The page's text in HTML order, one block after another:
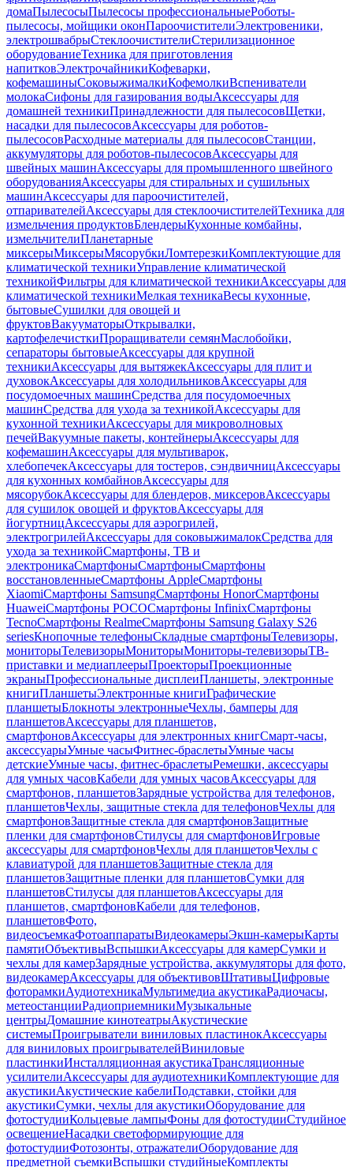
домаПылесосыПылесосы профессиональныеРоботы-
пылесосы, мойщики оконПароочистителиЭлектровеники,
электрошвабрыСтеклоочистителиСтерилизационное
оборудованиеТехника для приготовления
напитковЭлектрочайникиКофеварки,
кофемашиныСоковыжималкиКофемолкиВспениватели
молокаСифоны для газирования водыАксессуары для
домашней техникиПринадлежности для пылесосовЩетки,
насадки для пылесосовАксессуары для роботов-
пылесосовРасходные материалы для пылесосовСтанции,
аккумуляторы для роботов-пылесосовАксессуары для
швейных машинАксессуары для промышленного швейного
оборудованияАксессуары для стиральных и сушильных
машинАксессуары для пароочистителей,
отпаривателейАксессуары для стеклоочистителейТехника для
измельчения продуктовБлендерыКухонные комбайны,
измельчителиПланетарные
миксерыМиксерыМясорубкиЛомтерезкиКомплектующие для
климатической техникиУправление климатической
техникойФильтры для климатической техникиАксессуары для
климатической техникиМелкая техникаВесы кухонные,
бытовыеСушилки для овощей и
фруктовВакууматорыОткрывалки,
картофелечисткиПроращиватели семянМаслобойки,
сепараторы бытовыеАксессуары для крупной
техникиАксессуары для вытяжекАксессуары для плит и
духовокАксессуары для холодильниковАксессуары для
посудомоечных машинСредства для посудомоечных
машинСредства для ухода за техникойАксессуары для
кухонной техникиАксессуары для микроволновых
печейВакуумные пакеты, контейнерыАксессуары для
кофемашинАксессуары для мультиварок,
хлебопечекАксессуары для тостеров, сэндвичницАксессуары
для кухонных комбайновАксессуары для
мясорубокАксессуары для блендеров, миксеровАксессуары
для сушилок овощей и фруктовАксессуары для
йогуртницАксессуары для аэрогрилей,
электрогрилейАксессуары для соковыжималокСредства для
ухода за техникойСмартфоны, ТВ и
электроникаСмартфоныСмартфоныСмартфоны
восстановленныеСмартфоны AppleСмартфоны
XiaomiСмартфоны SamsungСмартфоны HonorСмартфоны
HuaweiСмартфоны POCOСмартфоны InfinixСмартфоны
TecnoСмартфоны RealmeСмартфоны Samsung Galaxy S26
seriesКнопочные телефоныСкладные смартфоныТелевизоры,
мониторыТелевизорыМониторыМониторы-телевизорыТВ-
приставки и медиаплеерыПроекторыПроекционные
экраныПрофессиональные дисплеиПланшеты, электронные
книгиПланшетыЭлектронные книгиГрафические
планшетыБлокноты электронныеЧехлы, бамперы для
планшетовАксессуары для планшетов,
смартфоновАксессуары для электронных книгСмарт-часы,
аксессуарыУмные часыФитнес-браслетыУмные часы
детскиеУмные часы, фитнес-браслетыРемешки, аксессуары
для умных часовКабели для умных часовАксессуары для
смартфонов, планшетовЗарядные устройства для телефонов,
планшетовЧехлы, защитные стекла для телефоновЧехлы для
смартфоновЗащитные стекла для смартфоновЗащитные
пленки для смартфоновСтилусы для смартфоновИгровые
аксессуары для смартфоновЧехлы для планшетовЧехлы с
клавиатурой для планшетовЗащитные стекла для
планшетовЗащитные пленки для планшетовСумки для
планшетовСтилусы для планшетовАксессуары для
планшетов, смартфоновКабели для телефонов,
планшетовФото,
видеосъемкаФотоаппаратыВидеокамерыЭкшн-камерыКарты
памятиОбъективыВспышкиАксессуары для камерСумки и
чехлы для камерЗарядные устройства, аккумуляторы для фото,
видеокамерАксессуары для объективовШтативыЦифровые
фоторамкиАудиотехникаМультимедиа акустикаРадиочасы,
метеостанцииРадиоприемникиМузыкальные
центрыДомашние кинотеатрыАкустические
системыПроигрыватели виниловых пластинокАксессуары
для виниловых проигрывателейВиниловые
пластинкиИнсталляционная акустикаТрансляционные
усилителиАксессуары для аудиотехникиКомплектующие для
акустикиАкустические кабелиПодставки, стойки для
акустикиСумки, чехлы для акустикиОборудование для
фотостудииКольцевые лампыФоны для фотостудииСтудийное
освещениеНасадки светоформирующие для
фотостудииФотозонты, отражателиОборудование для
предметной съемкиВспышки студийныеКомплекты